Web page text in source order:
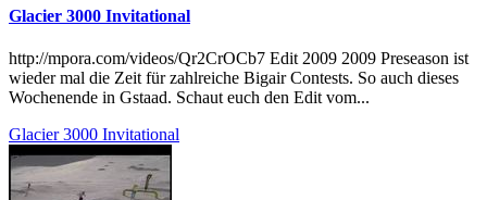
Glacier 3000 Invitational
http://mpora.com/videos/Qr2CrOCb7 Edit 2009 2009 Preseason ist
wieder mal die Zeit für zahlreiche Bigair Contests. So auch dieses
Wochenende in Gstaad. Schaut euch den Edit vom...
Glacier 3000 Invitational